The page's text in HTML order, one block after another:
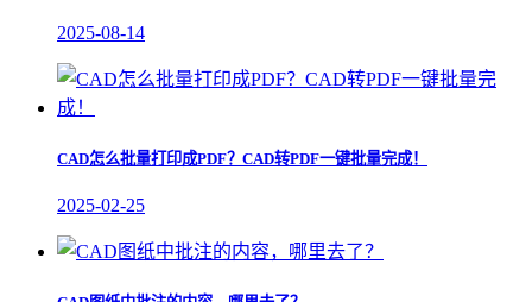
2025-08-14
CAD怎么批量打印成PDF？CAD转PDF一键批量完成！
2025-02-25